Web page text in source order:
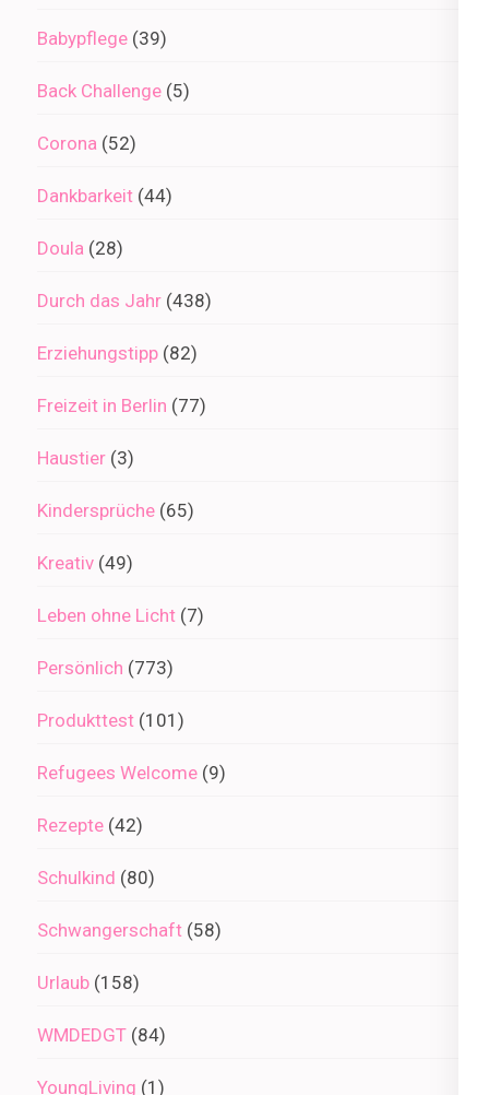
Babypflege (39)
Back Challenge (5)
Corona (52)
Dankbarkeit (44)
Doula (28)
Durch das Jahr (438)
Erziehungstipp (82)
Freizeit in Berlin (77)
Haustier (3)
Kindersprüche (65)
Kreativ (49)
Leben ohne Licht (7)
Persönlich (773)
Produkttest (101)
Refugees Welcome (9)
Rezepte (42)
Schulkind (80)
Schwangerschaft (58)
Urlaub (158)
WMDEDGT (84)
YoungLiving (1)